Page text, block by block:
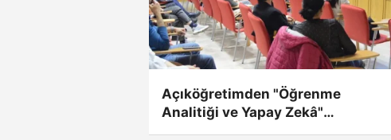
Açıköğretimden "Öğrenme
Analitiği ve Yapay Zekâ"
semineri